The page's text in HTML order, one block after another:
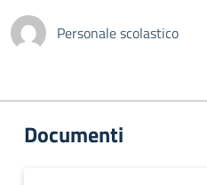
Personale scolastico
Documenti